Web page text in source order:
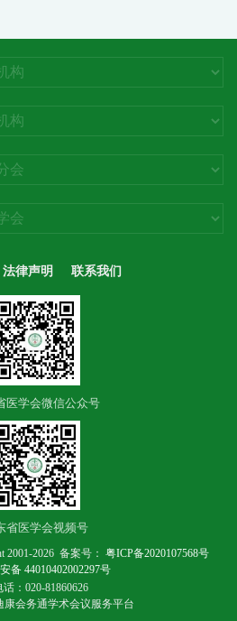
法律声明 联系我们
医学会微信公众号
省医学会视频号
2001-2026 备案号： 粤ICP备2020107568号
备 44010402002297号
：020-81860626
康会务通学术会议服务平台